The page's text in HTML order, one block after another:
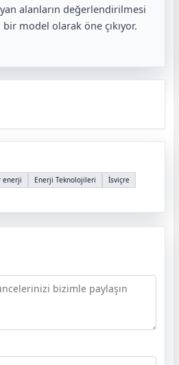
alanların değerlendirilmesi
model olarak öne çıkıyor.
enerji Enerji Teknolojileri
İsviçre